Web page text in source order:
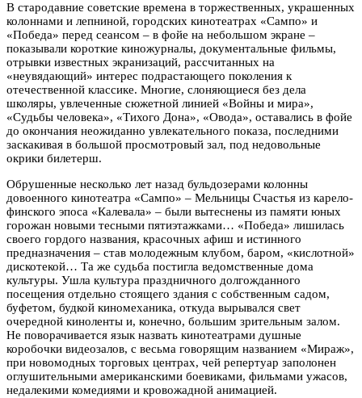
В стародавние советские времена в торжественных, украшенных
колоннами и лепниной, городских кинотеатрах «Сампо» и
«Победа» перед сеансом – в фойе на небольшом экране –
показывали короткие киножурналы, документальные фильмы,
отрывки известных экранизаций, рассчитанных на
«неувядающий» интерес подрастающего поколения к
отечественной классике. Многие, слоняющиеся без дела
школяры, увлеченные сюжетной линией «Войны и мира»,
«Судьбы человека», «Тихого Дона», «Овода», оставались в фойе
до окончания неожиданно увлекательного показа, последними
заскакивая в большой просмотровый зал, под недовольные
окрики билетерш.
Обрушенные несколько лет назад бульдозерами колонны
довоенного кинотеатра «Сампо» – Мельницы Счастья из карело-
финского эпоса «Калевала» – были вытеснены из памяти юных
горожан новыми тесными пятиэтажками… «Победа» лишилась
своего гордого названия, красочных афиш и истинного
предназначения – став молодежным клубом, баром, «кислотной»
дискотекой… Та же судьба постигла ведомственные дома
культуры. Ушла культура праздничного долгожданного
посещения отдельно стоящего здания с собственным садом,
буфетом, будкой киномеханика, откуда вырывался свет
очередной киноленты и, конечно, большим зрительным залом.
Не поворачивается язык назвать кинотеатрами душные
коробочки видеозалов, с весьма говорящим названием «Мираж»,
при новомодных торговых центрах, чей репертуар заполонен
оглушительными американскими боевиками, фильмами ужасов,
недалекими комедиями и кровожадной анимацией.